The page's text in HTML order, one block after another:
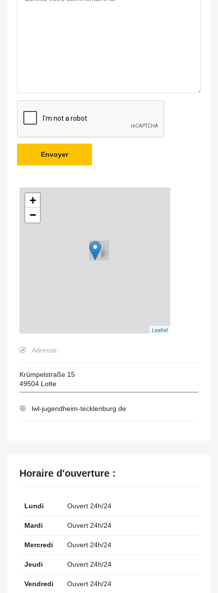
Envoyer
+
−
Leaflet
Adresse :
Krümpelstraße 15
49504 Lotte
lwl-jugendheim-tecklenburg.de
Horaire d'ouverture :
Lundi Ouvert 24h/24
Mardi Ouvert 24h/24
Mercredi Ouvert 24h/24
Jeudi Ouvert 24h/24
Vendredi Ouvert 24h/24